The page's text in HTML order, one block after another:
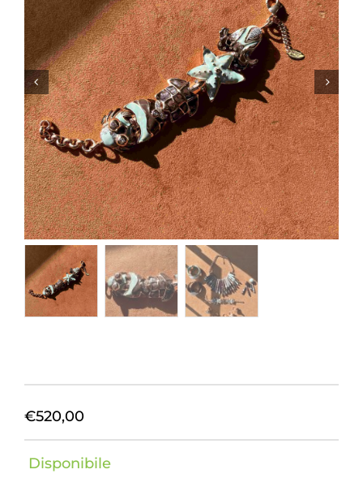
Orecchini
Cinture
A.B.
Home
Collezioni
Home
€520,00
Disponibile